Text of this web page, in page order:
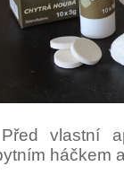
Před vlastní
háčkem